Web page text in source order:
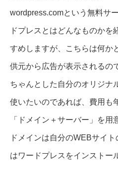
wordpress.comという無料サ
ドプレスとはどんなものかを
すめしますが、こちらは何か
供元から広告が表示されるの
ちゃんとした自分のオリジナ
使いたいのであれば、費用も
「ドメイン＋サーバー」を用
ドメインは自分のWEBサイ
はワードプレスをインストー